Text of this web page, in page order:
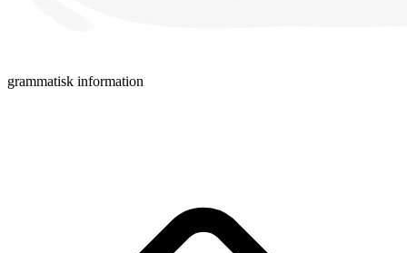
grammatisk information